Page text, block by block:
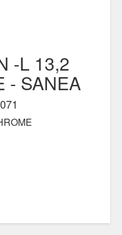
-L 13,2
- SANEA